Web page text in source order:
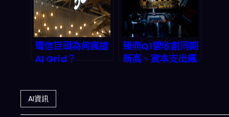
2026 會衝到什麼
規模？
電信巨頭為何瘋搶
AI Grid？
5G/6G 時代的兆
元商機密碼
臻鼎Q1營收創同期
新高、資本支出飆
AI資訊